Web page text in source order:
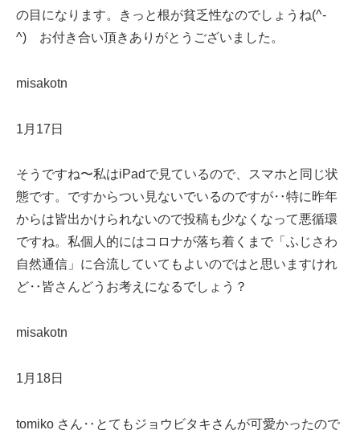
の目になります。きっと根が貧乏性なのでしょうね(^-
^) お付き合い頂きありがとうございました。
misakotn
1月17日
そうですね〜私はiPadで見ているので、スマホと同じ状
態です。ですからつい見ないでいるのですが‥特に昨年
からは皆出かけられないので投稿も少なくなって悪循環
ですね。私個人的にはコロナが落ち着くまで「ふじさわ
自然通信」に合流していてもよいのではと思いますけれ
ど‥皆さんどうお考えになるでしょう？
misakotn
1月18日
tomiko さん‥とてもジョウビタキさんが可愛かったので